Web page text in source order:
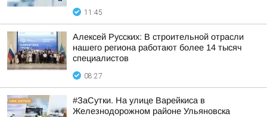
11:45
Алексей Русских: В строительной отрасли
нашего региона работают более 14 тысяч
специалистов
08:27
#ЗаСутки. На улице Варейкиса в
Железнодорожном районе Ульяновска